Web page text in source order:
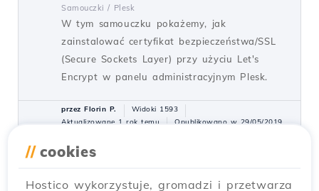
Samouczki / Plesk
W tym samouczku pokażemy, jak
zainstalować certyfikat bezpieczeństwa/SSL
(Secure Sockets Layer) przy użyciu Let's
Encrypt w panelu administracyjnym Plesk.
przez Florin P.
Widoki 1593
Aktualizowane 1 rok temu
Opublikowano w 29/05/2019
// cookies
Hostico wykorzystuje, gromadzi i przetwarza